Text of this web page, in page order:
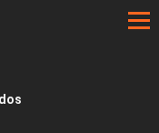
ayuda a la